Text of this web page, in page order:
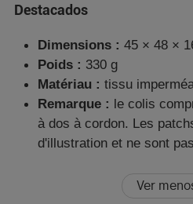
Destacados
Dimensions : 45 × 48 ×
Poids : 330 g
Matériau : tissu
Remarque : le colis
à dos à cordon. Les
d'illustration et ne sont
Ver